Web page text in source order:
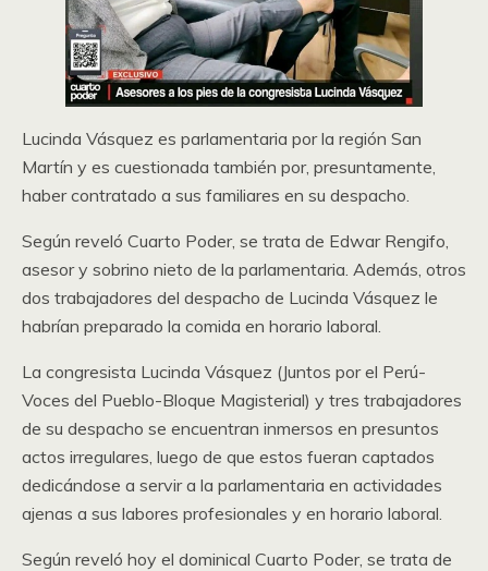
Lucinda Vásquez es parlamentaria por la región San
Martín y es cuestionada también por, presuntamente,
haber contratado a sus familiares en su despacho.
Según reveló Cuarto Poder, se trata de Edwar Rengifo,
asesor y sobrino nieto de la parlamentaria. Además, otros
dos trabajadores del despacho de Lucinda Vásquez le
habrían preparado la comida en horario laboral.
La congresista Lucinda Vásquez (Juntos por el Perú-
Voces del Pueblo-Bloque Magisterial) y tres trabajadores
de su despacho se encuentran inmersos en presuntos
actos irregulares, luego de que estos fueran captados
dedicándose a servir a la parlamentaria en actividades
ajenas a sus labores profesionales y en horario laboral.
Según reveló hoy el dominical Cuarto Poder, se trata de